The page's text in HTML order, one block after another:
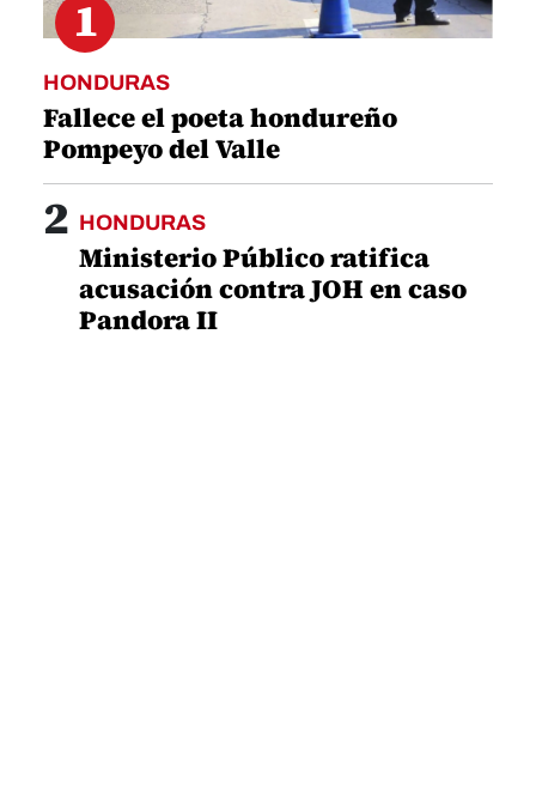
1
HONDURAS
Fallece el poeta hondureño
Pompeyo del Valle
2 HONDURAS
Ministerio Público ratifica
acusación contra JOH en caso
Pandora II